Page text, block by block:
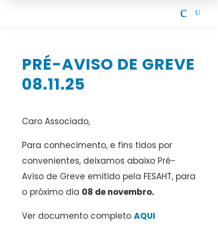
c U
PRÉ-AVISO DE GREVE
08.11.25
Caro Associado,
Para conhecimento, e fins tidos por
convenientes, deixamos abaixo Pré-
Aviso de Greve emitido pela FESAHT, para
o próximo dia 08 de novembro.
Ver documento completo AQUI